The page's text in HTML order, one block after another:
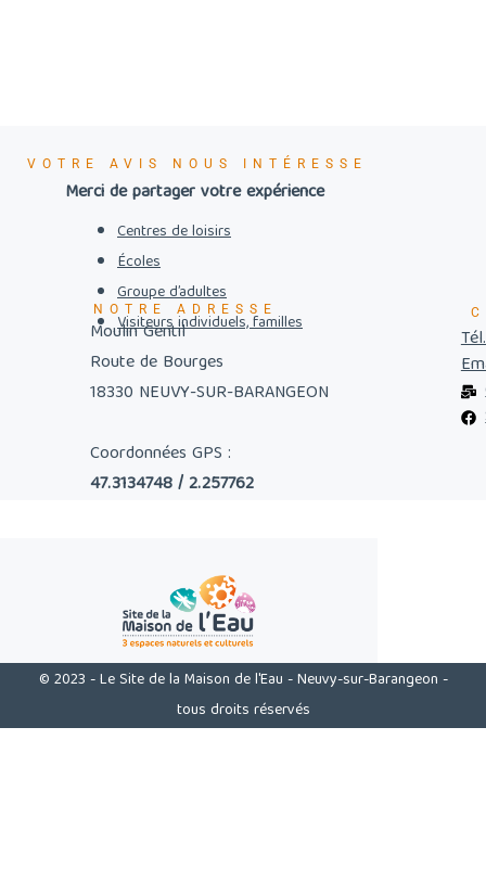
VOTRE AVIS NOUS INTÉRESSE
Merci de partager votre expérience
Centres de loisirs
Écoles
Groupe d’adultes
Visiteurs individuels, familles
NOTRE ADRESSE
Moulin Gentil
Route de Bourges
18330 NEUVY-SUR-BARANGEON
Coordonnées GPS :
47.3134748 / 2.257762
© 2023 - Le Site de la Maison de l'Eau - Neuvy-sur-Barangeon -
tous droits réservés